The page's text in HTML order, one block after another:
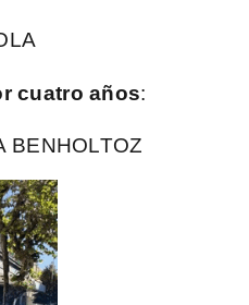
cuatro años:
BENHOLTOZ